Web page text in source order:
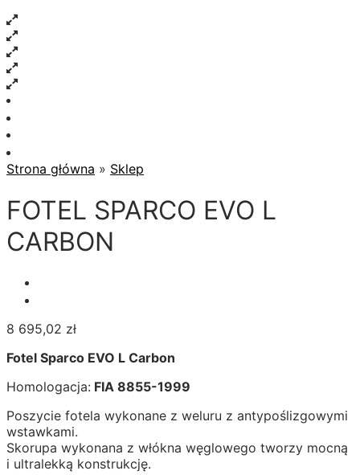
Strona główna » Sklep
FOTEL SPARCO EVO L
CARBON
8 695,02 zł
Fotel Sparco EVO L Carbon
Homologacja: FIA 8855-1999
Poszycie fotela wykonane z weluru z antypoślizgowymi
wstawkami.
Skorupa wykonana z włókna węglowego tworzy mocną
i ultralekką konstrukcję.